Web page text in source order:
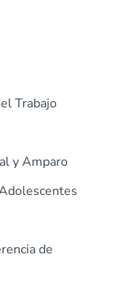
Trabajo
y Amparo
de